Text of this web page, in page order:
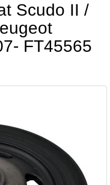
Scudo II /
FT45565